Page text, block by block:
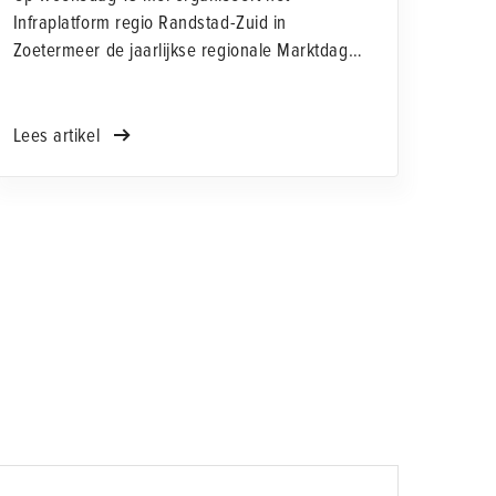
Infraplatform regio Randstad-Zuid in
Zoetermeer de jaarlijkse regionale Marktdag
gaan over de uitvoeringspraktijk, rond
Lees artikel